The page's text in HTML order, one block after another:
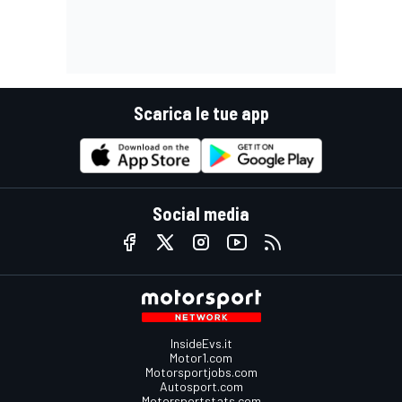
Scarica le tue app
Social media
InsideEvs.it
Motor1.com
Motorsportjobs.com
Autosport.com